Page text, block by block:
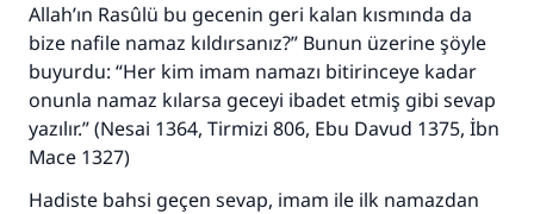
Allah’ın Rasûlü bu gecenin geri kalan kısmında da
bize nafile namaz kıldırsanız?” Bunun üzerine şöyle
buyurdu: “Her kim imam namazı bitirinceye kadar
onunla namaz kılarsa geceyi ibadet etmiş gibi sevap
yazılır.” (Nesai 1364, Tirmizi 806, Ebu Davud 1375, İbn
Mace 1327)
Hadiste bahsi geçen sevap, imam ile ilk namazdan